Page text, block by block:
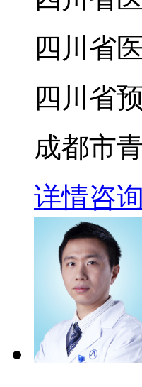
四川省
四川省
成都市
详情咨询